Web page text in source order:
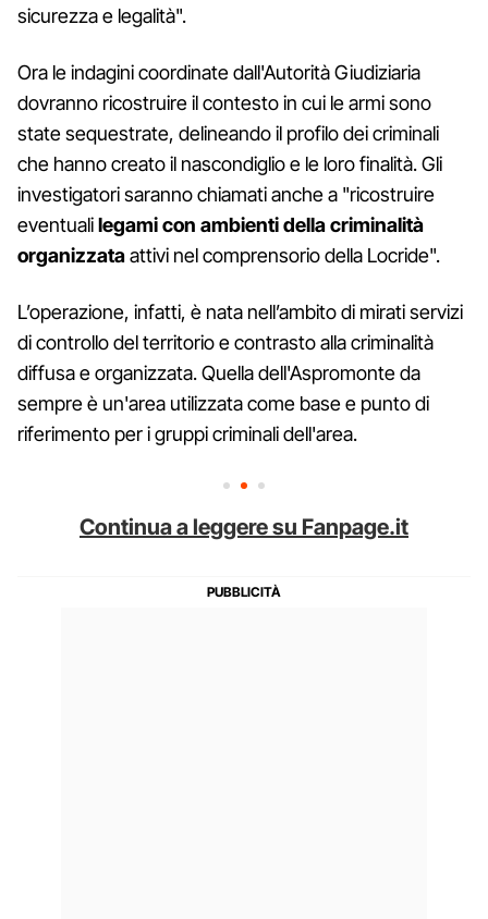
sicurezza e legalità".
Ora le indagini coordinate dall'Autorità Giudiziaria
dovranno ricostruire il contesto in cui le armi sono
state sequestrate, delineando il profilo dei criminali
che hanno creato il nascondiglio e le loro finalità. Gli
investigatori saranno chiamati anche a "ricostruire
eventualilegami con ambienti della criminalità
organizzataattivi nel comprensorio della Locride".
L’operazione, infatti, è nata nell’ambito di mirati servizi
di controllo del territorio e contrasto alla criminalità
diffusa e organizzata. Quella dell'Aspromonte da
sempre è un'area utilizzata come base e punto di
riferimento per i gruppi criminali dell'area.
Continua a leggere su Fanpage.it